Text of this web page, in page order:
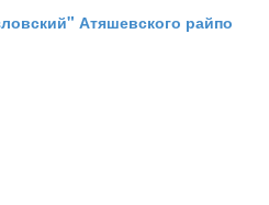
Атяшевского райпо